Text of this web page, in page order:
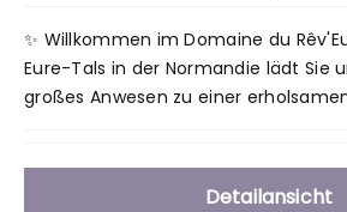
✨ Willkommen im Domaine du
Eure-Tals in der Normandie lädt Sie
großes Anwesen zu einer
Detailansicht